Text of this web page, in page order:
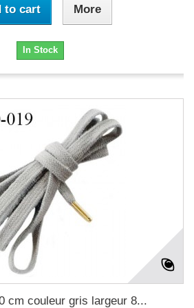
to cart More
In Stock
cm couleur gris largeur 8...